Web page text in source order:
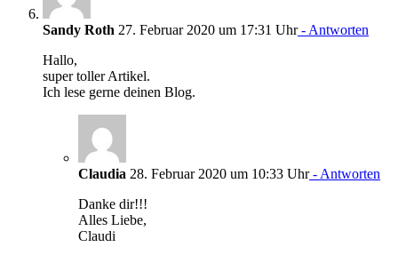
Sandy Roth 27. Februar 2020 um 17:31 Uhr- Antworten
Hallo,
super toller Artikel.
Ich lese gerne deinen Blog.
Claudia 28. Februar 2020 um 10:33 Uhr- Antworten
Danke dir!!!
Alles Liebe,
Claudi